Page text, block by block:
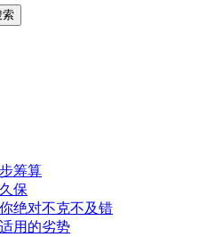
筹算
保
绝对不克不及错
用的劣势